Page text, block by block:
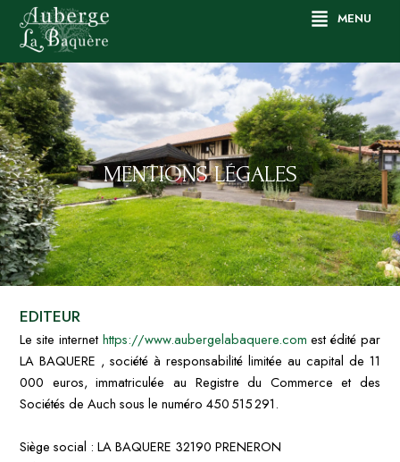
contenu
MENU
MENTIONS LÉGALES
EDITEUR
Le site internet https://www.aubergelabaquere.com est édité par
LA BAQUERE , société à responsabilité limitée au capital de 11
000 euros, immatriculée au Registre du Commerce et des
Sociétés de Auch sous le numéro 450 515 291.
Siège social : LA BAQUERE 32190 PRENERON